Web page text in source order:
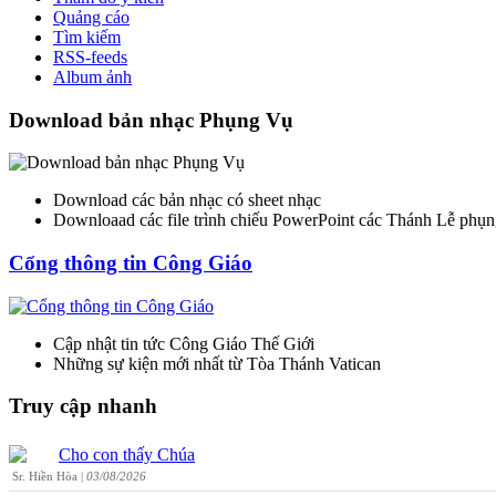
Quảng cáo
Tìm kiếm
RSS-feeds
Album ảnh
Download bản nhạc Phụng Vụ
Download các bản nhạc có sheet nhạc
Downloaad các file trình chiếu PowerPoint các Thánh Lễ
Cổng thông tin Công Giáo
Cập nhật tin tức Công Giáo Thế Giới
Những sự kiện mới nhất từ Tòa Thánh Vatican
Truy cập nhanh
Cho con thấy Chúa
Sr. Hiền Hòa | 03/08/2026